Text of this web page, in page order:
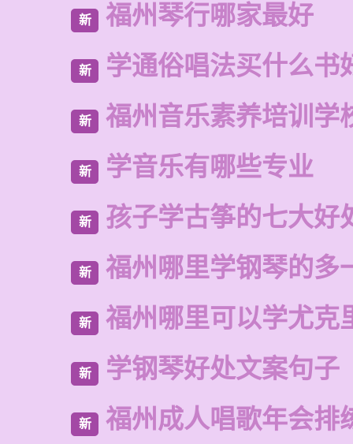
新 福州琴行哪家最好
新 学通俗唱法买什么书
新 福州音乐素养培训学
新 学音乐有哪些专业
新 孩子学古筝的七大好
新 福州哪里学钢琴的多
新 福州哪里可以学尤克
新 学钢琴好处文案句子
新 福州成人唱歌年会排